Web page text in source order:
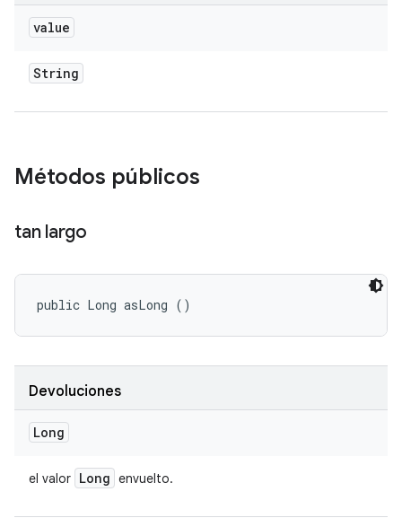
value
String
Métodos públicos
tan largo
public Long asLong ()
Devoluciones
Long
el valor Long envuelto.